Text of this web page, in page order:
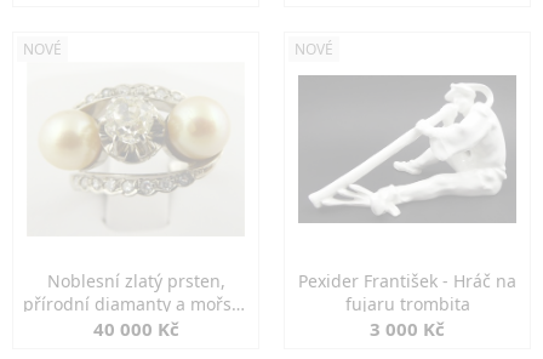
NOVÉ
Noblesní zlatý prsten,
přírodní diamanty a mořské
perly
40 000 Kč
NOVÉ
Pexider František - Hráč na
fujaru trombita
3 000 Kč